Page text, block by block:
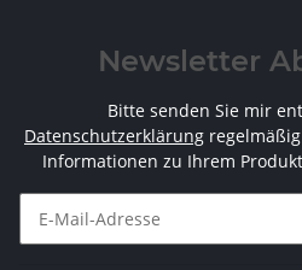
Newsletter
Bitte senden Sie mir
Datenschutzerklärung
Informationen zu Ihrem